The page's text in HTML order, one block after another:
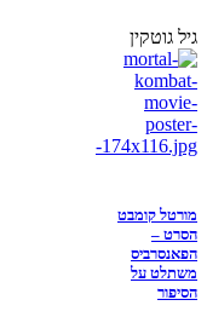
גיל גוטקין
מורטל קומבט
הסרט –
הפאנסרביס
משתלט על
הסיפור